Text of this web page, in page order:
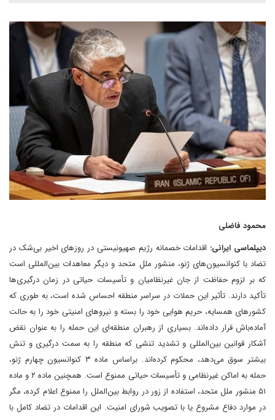
محمود فاضلی
دیپلماسی ایرانی: اقدامات خصمانه رژیم صهیونیستی در روزهای اخیر بی‌شک در
تضاد با کنوانسیون‌های ژنو، منشور ملل متحد و دیگر معاهدات بین‌المللی است
که بر لزوم حفاظت از جان غیرنظامیان و تأسیسات حیاتی در زمان درگیری‌ها
تأکید دارند. تأثیر این حملات در سراسر منطقه احساس شده است، به طوری که
کشورهای همسایه، حریم هوایی خود را بسته و نیروهای امنیتی خود را به حالت
آماده‌باش قرار داده‌اند. بسیاری از رهبران منطقه‌ای این حمله را به ‌عنوان نقض
آشکار قوانین بین‌المللی و تشدید تنشی که منطقه را به سمت درگیری و تنش
بیشتر سوق می‌دهد، محکوم کرده‌اند. براساس ماده ۳ کنوانسیون چهارم ژنو،
حمله به اماکن غیرنظامی و تأسیسات حیاتی ممنوع است. همچنین ماده ۲ و ماده
۵۱ منشور ملل متحد، استفاده از زور در روابط بین‌الملل را ممنوع اعلام کرده، مگر
در موارد دفاع مشروع یا با تصویب شورای امنیت. این اقدامات در تضاد کامل با